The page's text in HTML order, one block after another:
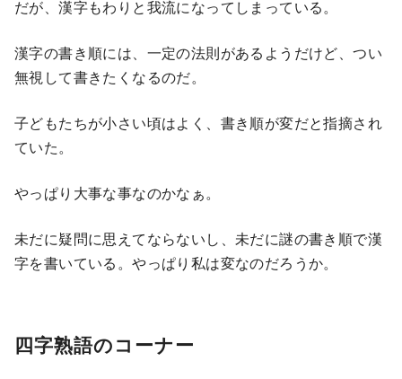
だが、漢字もわりと我流になってしまっている。
漢字の書き順には、一定の法則があるようだけど、つい
無視して書きたくなるのだ。
子どもたちが小さい頃はよく、書き順が変だと指摘され
ていた。
やっぱり大事な事なのかなぁ。
未だに疑問に思えてならないし、未だに謎の書き順で漢
字を書いている。やっぱり私は変なのだろうか。
四字熟語のコーナー